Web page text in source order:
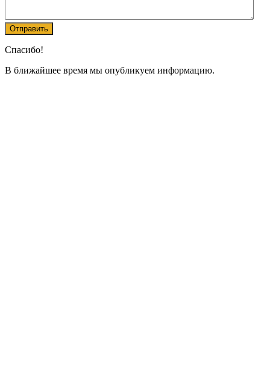
Спасибо!
В ближайшее время мы опубликуем информацию.